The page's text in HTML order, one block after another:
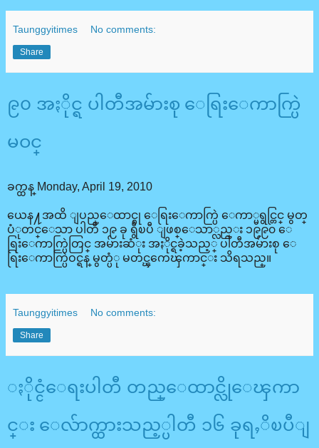
Taunggyitimes No comments:
Share
၉၀ အႏိုင္ရ ပါတီအမ်ားစု ေရြးေကာက္ပြဲ
မဝင္
ခက္ထန္ Monday, April 19, 2010
ယေန႔အထိ ျပည္ေထာင္စု ေရြးေကာက္ပြဲ ေကာ္မရွင္တြင္ မွတ္
ပံုတင္ေသာ ပါတီ ၁၉ ခု ရွိၿပီ ျဖစ္ေသာ္လည္း ၁၉၉၀ ေ
ရြးေကာက္ပြဲတြင္ အမ်ားဆံုး အႏိုင္ရခဲ့သည့္ ပါတီအမ်ားစု ေ
ရြးေကာက္ပြဲဝင္ရန္ မွတ္ပံု မတင္ၾကေၾကာင္း သိရသည္။
Taunggyitimes No comments:
Share
ႏိုင္ငံေရးပါတီ တည္ေထာင္လိုေၾကာ
င္း ေလ်ာက္ထားသည့္ပါတီ ၁၆ ခုရႇိၿပီျ